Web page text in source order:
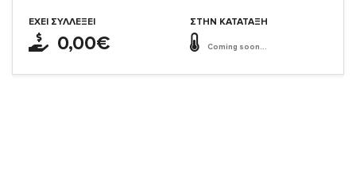
ΈΧΕΙ ΣΥΛΛΈΞΕΙ
0,00€
ΣΤΗΝ ΚΑΤΆΤΑΞΗ
Coming soon...